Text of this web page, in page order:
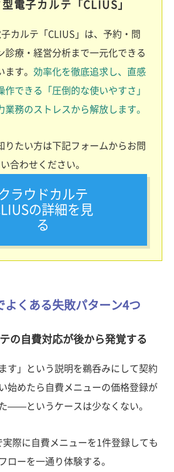
電子カルテ「CLIUS」
カルテ「CLIUS」は、予約・問
診療・経営分析まで一元化できる
ます。 効率化を徹底追求し、直感
作できる「圧倒的な使いやすさ」
業務のストレスから解放します。
りたい方は下記フォームからお問
い合わせください。
ラウドカルテ
の詳細を見
る
よくある失敗パターン4つ
の自費対応が後から発覚する
す」という説明を鵜呑みにして契約
始めたら自費メニューの価格登録が
——というケースは少なくない。
実際に自費メニューを1件登録しても
ローを一通り体験する。